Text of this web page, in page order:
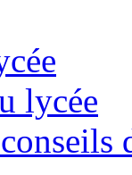
lycée